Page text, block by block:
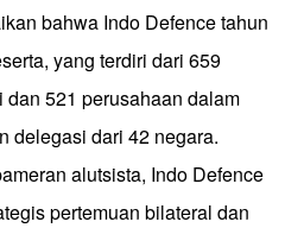
bahwa Indo Defence tahun
yang terdiri dari 659
521 perusahaan dalam
delegasi dari 42 negara.
alutsista, Indo Defence
pertemuan bilateral dan